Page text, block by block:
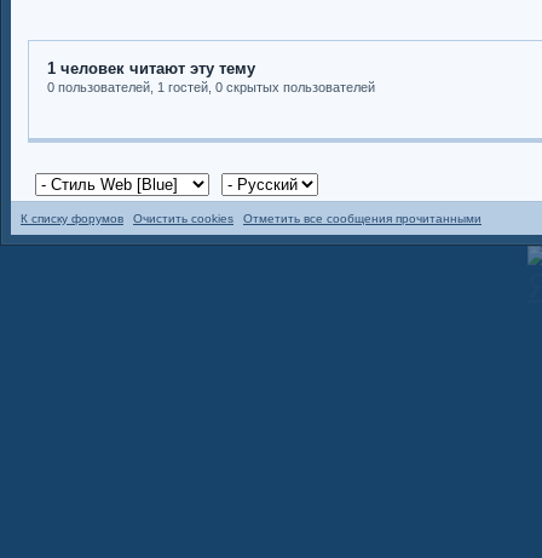
1 человек читают эту тему
0 пользователей, 1 гостей, 0 скрытых пользователей
К списку форумов Очистить cookies Отметить все сообщения прочитанными